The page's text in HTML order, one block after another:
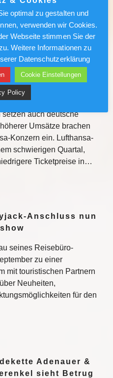
und
auch deutsche
Umsätze brachen
Konzern ein. Lufthansa-
schwierigen Quartal,
Ticketpreise in…
Anschluss nun
seines Reisebüro-
zu einer
mit touristischen Partnern
Neuheiten,
für den
Adenauer &
sieht Betrug
optimal zu gestalten und
verwenden wir Cookies.
Webseite stimmen Sie der
Weitere Informationen zu
Datenschutzerklärung
Cookie Einstellungen
Policy